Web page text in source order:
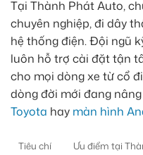
Tại Thành Phát Auto,
chuyên nghiệp, đi dây
hệ thống điện. Đội ngũ
luôn hỗ trợ cài đặt tận
cho mọi dòng xe từ cổ
dòng đời mới đang
Toyota hay màn hình
Tiêu chí
Ưu điểm tại